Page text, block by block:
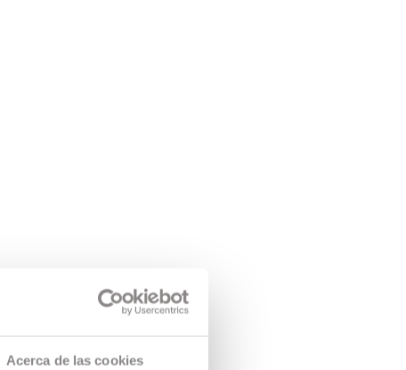
Acerca de las cookies